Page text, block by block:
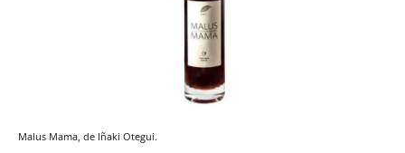
Malus Mama, de Iñaki Otegui.